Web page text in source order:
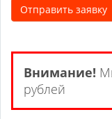
Отправить заявку
Внимание!
рублей